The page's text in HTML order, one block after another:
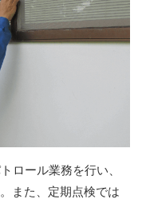
ロール業務を行い、
また、定期点検では